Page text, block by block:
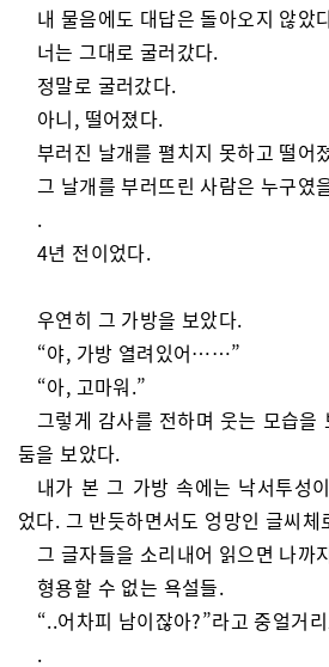
내 물음에도 대답은 돌아오지 않았
너는 그대로 굴러갔다.
정말로 굴러갔다.
아니, 떨어졌다.
부러진 날개를 펼치지 못하고 떨어
그 날개를 부러뜨린 사람은 누구였
.
4년 전이었다.
우연히 그 가방을 보았다.
“야, 가방 열려있어……”
“아, 고마워.”
그렇게 감사를 전하며 웃는 모습을
둠을 보았다.
내가 본 그 가방 속에는 낙서투성
었다. 그 반듯하면서도 엉망인 글씨
그 글자들을 소리내어 읽으면 나까
형용할 수 없는 욕설들.
“..어차피 남이잖아?”라고 중얼거
.